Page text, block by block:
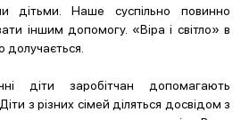
дітьми. Наше суспільно повинно
іншим допомогу. «Віра і світло» в
долучається.
діти заробітчан допомагають
з різних сімей діляться досвідом з